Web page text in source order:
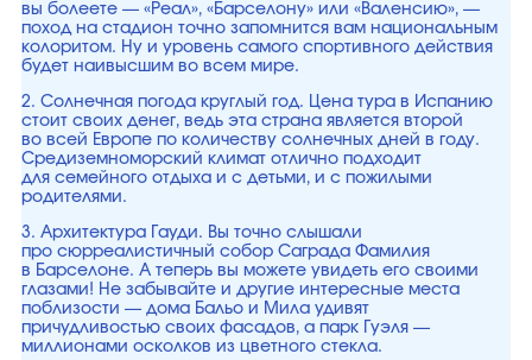
вы болеете — «Реал», «Барселону» или «Валенсию», —
поход на стадион точно запомнится вам национальным
колоритом. Ну и уровень самого спортивного действия
будет наивысшим во всем мире.
2. Солнечная погода круглый год. Цена тура в Испанию
стоит своих денег, ведь эта страна является второй
во всей Европе по количеству солнечных дней в году.
Средиземноморский климат отлично подходит
для семейного отдыха и с детьми, и с пожилыми
родителями.
3. Архитектура Гауди. Вы точно слышали
про сюрреалистичный собор Саграда Фамилия
в Барселоне. А теперь вы можете увидеть его своими
глазами! Не забывайте и другие интересные места
поблизости — дома Бальо и Мила удивят
причудливостью своих фасадов, а парк Гуэля —
миллионами осколков из цветного стекла.